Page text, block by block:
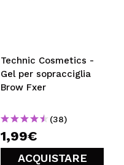
Technic Cosmetics -
Gel per sopracciglia
Brow Fxer
(38)
1,99€
ACQUISTARE